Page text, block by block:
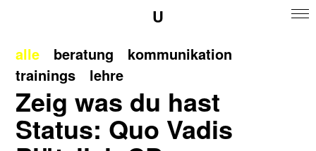
U
Zeig was du hast
Status: Quo Vadis
alle beratung
kommunikation
trainings
lehre